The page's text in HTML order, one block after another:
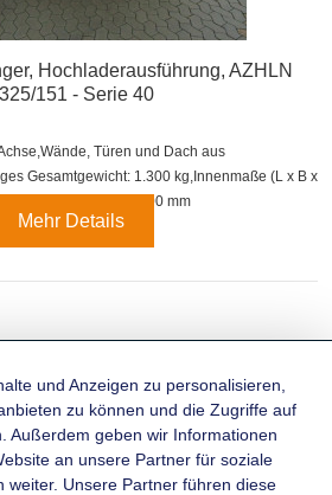
Hochladerausführung, AZHLN
151 - Serie 40
Wände, Türen und Dach aus
Gesamtgewicht: 1.300 kg, Innenmaße (L x B x
mm x 1.510 mm x 1.500 mm
Mehr Details
und Anzeigen zu personalisieren,
zu können und die Zugriffe auf
Außerdem geben wir Informationen
an unsere Partner für soziale
weiter. Unsere Partner führen diese